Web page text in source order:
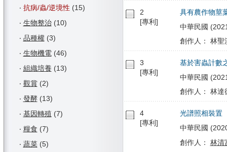
‧ 抗病/蟲/逆境性 (15)
‧ 生物整治(10)
‧ 品種權(3)
‧ 生物機電(46)
‧ 組織培養 (13)
‧ 觀賞(2)
‧ 發酵(13)
‧ 基因轉殖 (7)
‧ 糧食 (7)
‧ 蔬菜(5)
2
[專利]
具有農作物莖
中華民國
創作人： 林聖
3
[專利]
基於害蟲計數
中華民國
創作人： 林達
4
[專利]
光譜照相裝置
中華民國
創作人： 林清